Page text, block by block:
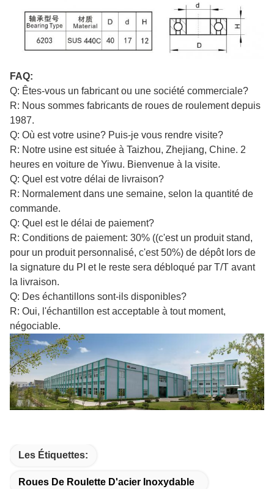
FAQ:
Q: Êtes-vous un fabricant ou une société commerciale?
R: Nous sommes fabricants de roues de roulement depuis
1987.
Q: Où est votre usine? Puis-je vous rendre visite?
R: Notre usine est située à Taizhou, Zhejiang, Chine. 2
heures en voiture de Yiwu. Bienvenue à la visite.
Q: Quel est votre délai de livraison?
R: Normalement dans une semaine, selon la quantité de
commande.
Q: Quel est le délai de paiement?
R: Conditions de paiement: 30% ((c'est un produit stand,
pour un produit personnalisé, c'est 50%) de dépôt lors de
la signature du PI et le reste sera débloqué par T/T avant
la livraison.
Q: Des échantillons sont-ils disponibles?
R: Oui, l'échantillon est acceptable à tout moment,
négociable.
Les Étiquettes:
Roues De Roulette D'acier Inoxydable